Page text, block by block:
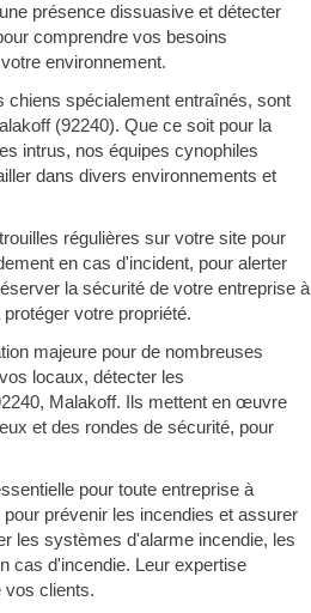
présence dissuasive et détecter
comprendre vos besoins
environnement.
chiens spécialement entraînés, sont
(92240). Que ce soit pour la
intrus, nos équipes cynophiles
dans divers environnements et
régulières sur votre site pour
en cas d'incident, pour alerter
la sécurité de votre entreprise à
votre propriété.
majeure pour de nombreuses
locaux, détecter les
Malakoff. Ils mettent en œuvre
et des rondes de sécurité, pour
pour toute entreprise à
prévenir les incendies et assurer
les systèmes d'alarme incendie, les
cas d'incendie. Leur expertise
vos clients.